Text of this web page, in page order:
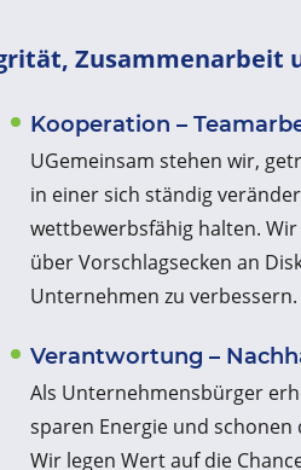
Zusammenarbeit
Kooperation –
UGemeinsam stehen wir,
in einer sich ständig
wettbewerbsfähig halten.
über Vorschlagsecken an
Unternehmen zu verbessern.
Verantwortung –
Als Unternehmensbürger
sparen Energie und
Wir legen Wert auf die